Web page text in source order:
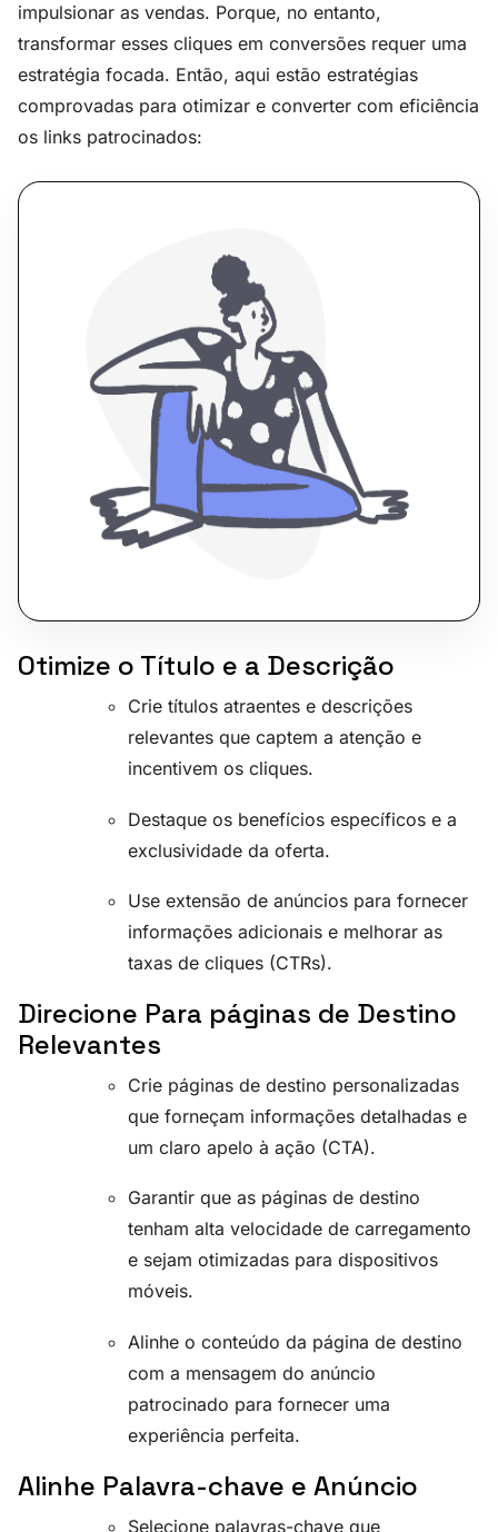
impulsionar as vendas. Porque, no entanto,
transformar esses cliques em conversões requer uma
estratégia focada. Então, aqui estão estratégias
comprovadas para otimizar e converter com eficiência
os links patrocinados:
Otimize o Título e a Descrição
Crie títulos atraentes e descrições
relevantes que captem a atenção e
incentivem os cliques.
Destaque os benefícios específicos e a
exclusividade da oferta.
Use extensão de anúncios para fornecer
informações adicionais e melhorar as
taxas de cliques (CTRs).
Direcione Para páginas de Destino
Relevantes
Crie páginas de destino personalizadas
que forneçam informações detalhadas e
um claro apelo à ação (CTA).
Garantir que as páginas de destino
tenham alta velocidade de carregamento
e sejam otimizadas para dispositivos
móveis.
Alinhe o conteúdo da página de destino
com a mensagem do anúncio
patrocinado para fornecer uma
experiência perfeita.
Alinhe Palavra-chave e Anúncio
Selecione palavras-chave que